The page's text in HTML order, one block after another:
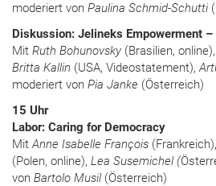
moderiert von Paulina Schmid-Schutti
Diskussion: Jelineks Empowerment
Mit Ruth Bohunovsky(Brasilien, online),
Britta Kallin (USA, Videostatement),
moderiert von Pia Janke (Österreich)
15 Uhr
Labor: Caring for Democracy
Mit Anne Isabelle François (Frankreich),
(Polen, online), Lea Susemichel (
von Bartolo Musil (Österreich)